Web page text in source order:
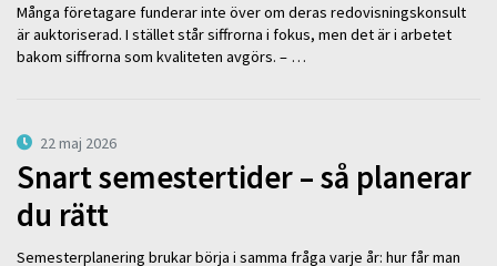
Många företagare funderar inte över om deras redovisningskonsult
är auktoriserad. I stället står siffrorna i fokus, men det är i arbetet
bakom siffrorna som kvaliteten avgörs. – …
22 maj 2026
Snart semestertider – så planerar
du rätt
Semesterplanering brukar börja i samma fråga varje år: hur får man